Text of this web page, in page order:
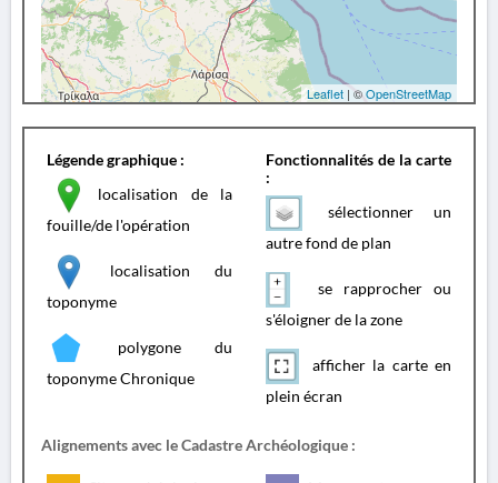
Leaflet | ©OpenStreetMap
Légende graphique :
localisation de la
fouille/de l'opération
localisation du
toponyme
polygone du
toponyme Chronique
Fonctionnalités de la carte
:
sélectionner un
autre fond de plan
se rapprocher ou
s'éloigner de la zone
afficher la carte en
plein écran
Alignements avec le Cadastre Archéologique :